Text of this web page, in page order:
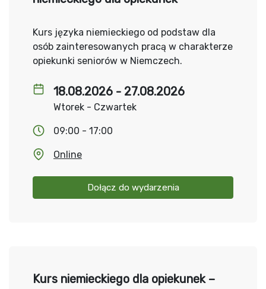
18.08.2026 - 27.08.2026
Wtorek - Czwartek
09:00 - 17:00
Online
Dołącz do wydarzenia
Kurs języka niemieckiego od podstaw dla
osób zainteresowanych pracą w charakterze
opiekunki seniorów w Niemczech.
Kurs niemieckiego dla opiekunek –